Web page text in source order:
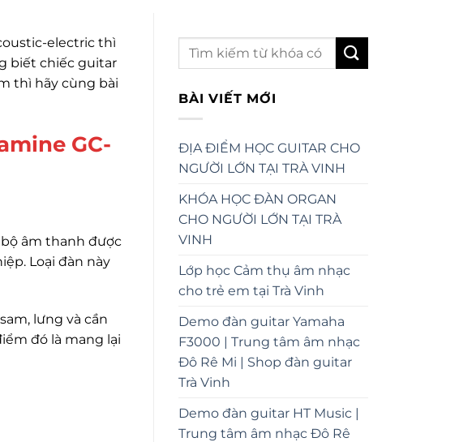
electric thì
biết chiếc guitar
thì hãy cùng bài
GC-
âm thanh được
Loại đàn này
lưng và cần
đó là mang lại
BÀI VIẾT MỚI
ĐỊA ĐIỂM HỌC GUITAR CHO
NGƯỜI LỚN TẠI TRÀ VINH
KHÓA HỌC ĐÀN ORGAN
CHO NGƯỜI LỚN TẠI TRÀ
VINH
Lớp học Cảm thụ âm nhạc
cho trẻ em tại Trà Vinh
Demo đàn guitar Yamaha
F3000 | Trung tâm âm nhạc
Đô Rê Mi | Shop đàn guitar
Trà Vinh
Demo đàn guitar HT Music |
Trung tâm âm nhạc Đô Rê